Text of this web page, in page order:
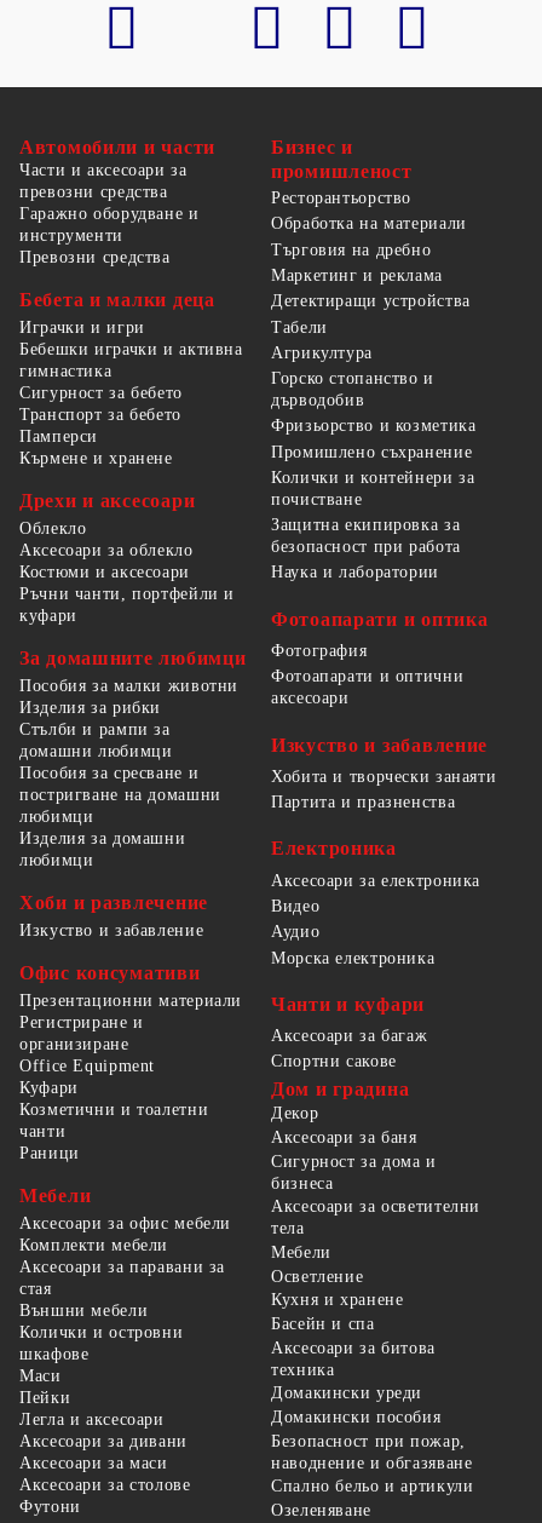
Автомобили и части
Части и аксесоари за
превозни средства
Гаражно оборудване и
инструменти
Превозни средства
Бебета и малки деца
Играчки и игри
Бебешки играчки и активна
гимнастика
Сигурност за бебето
Транспорт за бебето
Памперси
Кърмене и хранене
Дрехи и аксесоари
Облекло
Аксесоари за облекло
Костюми и аксесоари
Ръчни чанти, портфейли и
куфари
За домашните любимци
Пособия за малки животни
Изделия за рибки
Стълби и рампи за
домашни любимци
Пособия за сресване и
постригване на домашни
любимци
Изделия за домашни
любимци
Хоби и развлечение
Изкуство и забавление
Офис консумативи
Презентационни материали
Регистриране и
организиране
Office Equipment
Бизнес и
промишленост
Ресторантьорство
Обработка на материали
Търговия на дребно
Маркетинг и реклама
Детектиращи устройства
Табели
Агрикултура
Горско стопанство и
дърводобив
Фризьорство и козметика
Промишлено съхранение
Колички и контейнери за
почистване
Защитна екипировка за
безопасност при работа
Наука и лаборатории
Фотоапарати и оптика
Фотография
Фотоапарати и оптични
аксесоари
Изкуство и забавление
Хобита и творчески занаяти
Партита и празненства
Електроника
Аксесоари за електроника
Видео
Аудио
Морска електроника
Чанти и куфари
Аксесоари за багаж
Спортни сакове
Куфари
Козметични и тоалетни
чанти
Раници
Мебели
Аксесоари за офис мебели
Комплекти мебели
Аксесоари за паравани за
стая
Външни мебели
Колички и островни
шкафове
Маси
Пейки
Легла и аксесоари
Аксесоари за дивани
Аксесоари за маси
Аксесоари за столове
Футони
Дом и градина
Декор
Аксесоари за баня
Сигурност за дома и
бизнеса
Аксесоари за осветителни
тела
Мебели
Осветление
Кухня и хранене
Басейн и спа
Аксесоари за битова
техника
Домакински уреди
Домакински пособия
Безопасност при пожар,
наводнение и обгазяване
Спално бельо и артикули
Озеленяване